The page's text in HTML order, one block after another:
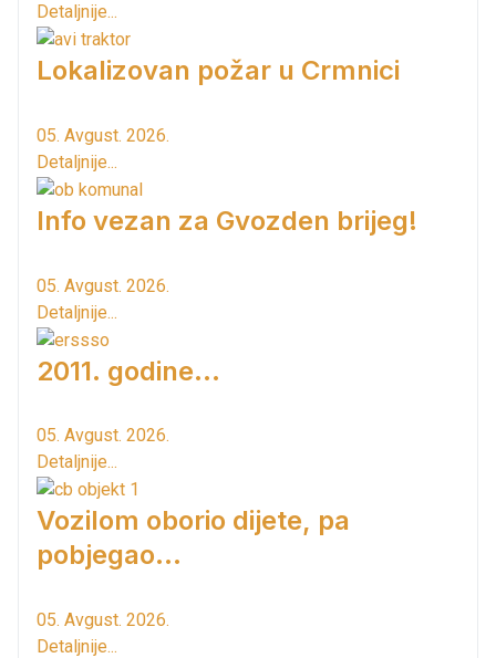
Detaljnije...
Lokalizovan požar u Crmnici
05. Avgust. 2026.
Detaljnije...
Info vezan za Gvozden brijeg!
05. Avgust. 2026.
Detaljnije...
2011. godine...
05. Avgust. 2026.
Detaljnije...
Vozilom oborio dijete, pa
pobjegao...
05. Avgust. 2026.
Detaljnije...